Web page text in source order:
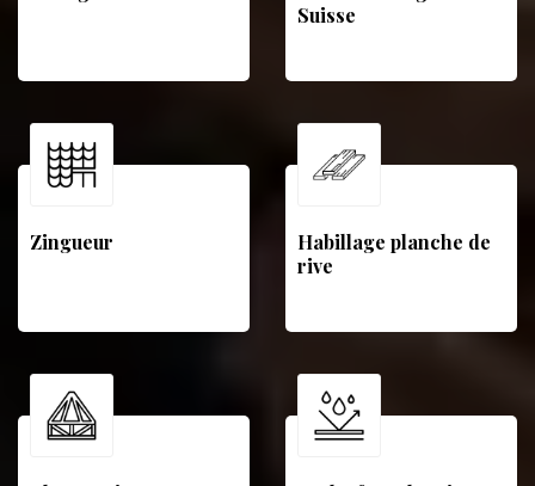
Suisse
Zingueur
Habillage planche de
rive